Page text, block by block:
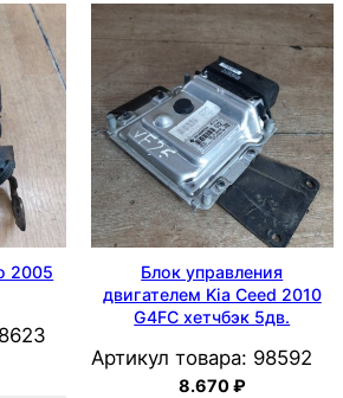
2005
Блок управления
двигателем Kia Ceed 2010
G4FC хетчбэк 5дв.
Артикул товара: 98592
8.670₽